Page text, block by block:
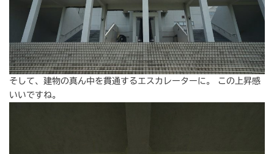
そして、建物の真ん中を貫通するエスカレーターに。 この上昇感
いいですね。